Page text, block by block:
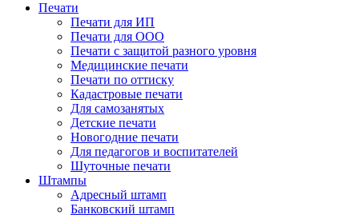
Печати
Печати для ИП
Печати для ООО
Печати с защитой разного уровня
Медицинские печати
Печати по оттиску
Кадастровые печати
Для самозанятых
Детские печати
Новогодние печати
Для педагогов и воспитателей
Шуточные печати
Штампы
Адресный штамп
Банковский штамп